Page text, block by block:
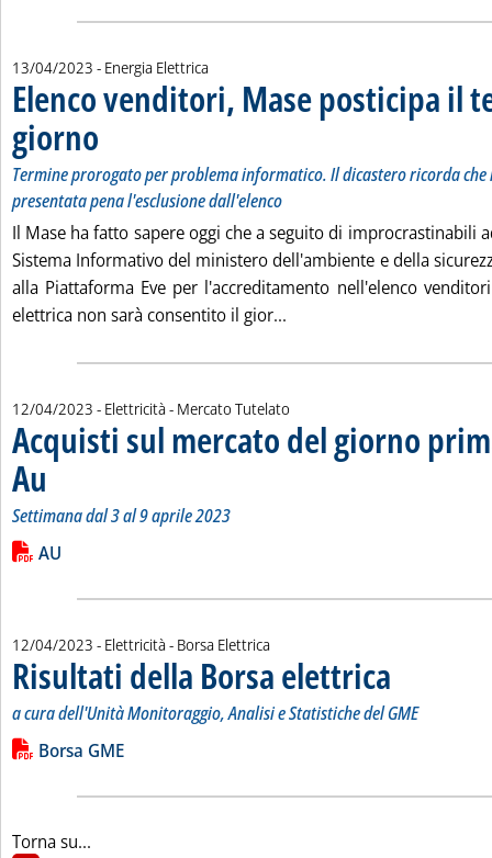
13/04/2023 - Energia Elettrica
Elenco venditori, Mase posticipa il
giorno . Sottotitolo: Termine prorogato per problema informatico. Il dicastero
. Pubblicata giovedì 13 aprile 2023 alle 18.9.
Termine prorogato per problema informatico. Il dicastero ricorda che
presentata pena l'esclusione dall'elenco
Il Mase ha fatto sapere oggi che a seguito di improcrastinabili
Sistema Informativo del ministero dell'ambiente e della
alla Piattaforma Eve per l'accreditamento nell'elenco
elettrica non sarà consentito il gior...
12/04/2023 - Elettricità - Mercato Tutelato
Acquisti sul mercato del giorno
Au . Sottotitolo: Settimana dal 3 al 9 aprile 2023
. Pubblicata mercoledì 12 aprile 2023 alle 9.33.
Settimana dal 3 al 9 aprile 2023
Leggi tutta la notizia: 'Acquisti sul mercato del giorno prima
Lista allegati PDF alla notizia
AU
12/04/2023 - Elettricità - Borsa Elettrica
Risultati della Borsa elettrica
a cura dell'Unità Monitoraggio, Analisi e Statistiche del GME
Leggi tutta la notizia: 'Risultati della Borsa elettrica'
Lista allegati PDF alla notizia
Borsa GME
Torna su...